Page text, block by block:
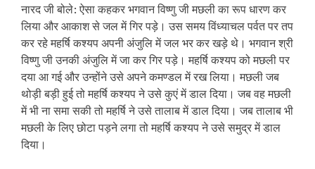
नारद जी बोले: ऐसा कहकर भगवान विष्णु जी मछली का रूप धारण कर
लिया और आकाश से जल में गिर पड़े। उस समय विंध्याचल पर्वत पर तप
कर रहे महर्षि कश्यप अपनी अंजुलि में जल भर कर खड़े थे। भगवान श्री
विष्णु जी उनकी अंजुलि में जा कर गिर पड़े। महर्षि कश्यप को मछली पर
दया आ गई और उन्होंने उसे अपने कमण्डल में रख लिया। मछली जब
थोड़ी बड़ी हुई तो महर्षि कश्यप ने उसे कुएं में डाल दिया। जब वह मछली
में भी ना समा सकी तो महर्षि ने उसे तालाब में डाल दिया। जब तालाब भी
मछली के लिए छोटा पड़ने लगा तो महर्षि कश्यप ने उसे समुद्र में डाल
दिया।